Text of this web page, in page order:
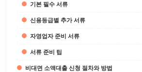
기본 필수 서류
신용등급별 추가 서류
자영업자 준비 서류
서류 준비 팁
비대면 소액대출 신청 절차와 방법